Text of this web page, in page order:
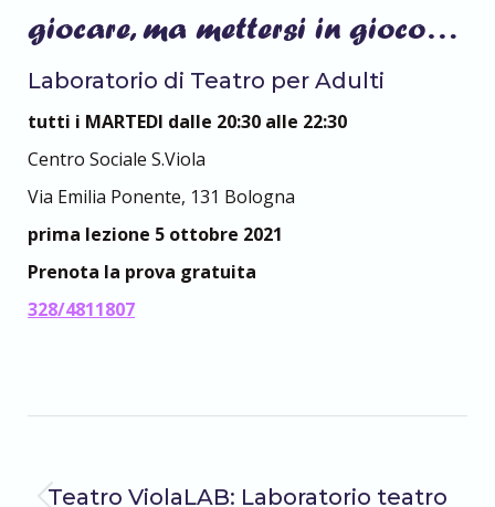
giocare, ma mettersi in gioco…
Laboratorio di Teatro per Adulti
tutti i MARTEDI dalle 20:30 alle 22:30
Centro Sociale S.Viola
Via Emilia Ponente, 131 Bologna
prima lezione 5 ottobre 2021
Prenota la prova gratuita
328/4811807
Teatro ViolaLAB: Laboratorio teatro